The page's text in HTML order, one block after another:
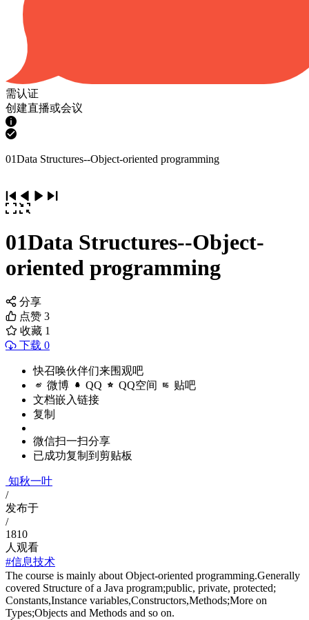
需认证
创建直播或会议
01Data Structures--Object-oriented programming
01Data Structures--Object-
oriented programming
分享
点赞 3
收藏 1
下载 0
快召唤伙伴们来围观吧
微博 QQ QQ空间 贴吧
文档嵌入链接
复制
微信扫一扫分享
已成功复制到剪贴板
知秋一叶
/
发布于
/
1810
人观看
#信息技术
The course is mainly about Object-oriented programming.Generally
covered Structure of a Java program;public, private, protected;
Constants,Instance variables,Constructors,Methods;More on
Types;Objects and Methods and so on.